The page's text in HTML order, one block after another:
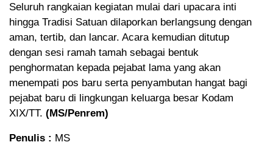
Seluruh rangkaian kegiatan mulai dari upacara inti
hingga Tradisi Satuan dilaporkan berlangsung dengan
aman, tertib, dan lancar. Acara kemudian ditutup
dengan sesi ramah tamah sebagai bentuk
penghormatan kepada pejabat lama yang akan
menempati pos baru serta penyambutan hangat bagi
pejabat baru di lingkungan keluarga besar Kodam
XIX/TT. (MS/Penrem)
Penulis : MS